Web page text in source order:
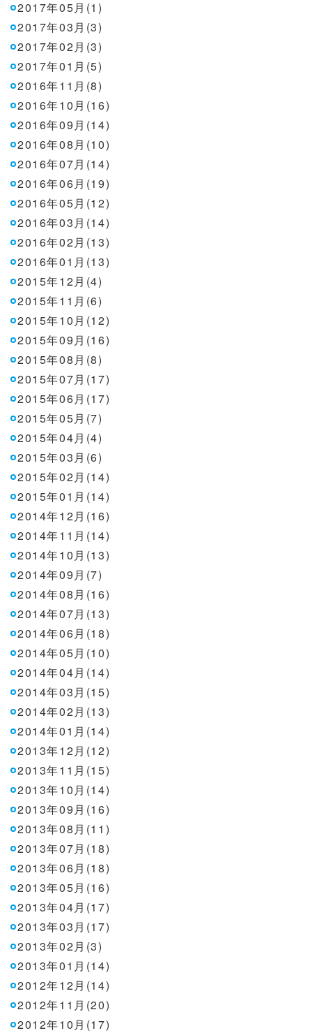
2017年05月(1)
2017年03月(3)
2017年02月(3)
2017年01月(5)
2016年11月(8)
2016年10月(16)
2016年09月(14)
2016年08月(10)
2016年07月(14)
2016年06月(19)
2016年05月(12)
2016年03月(14)
2016年02月(13)
2016年01月(13)
2015年12月(4)
2015年11月(6)
2015年10月(12)
2015年09月(16)
2015年08月(8)
2015年07月(17)
2015年06月(17)
2015年05月(7)
2015年04月(4)
2015年03月(6)
2015年02月(14)
2015年01月(14)
2014年12月(16)
2014年11月(14)
2014年10月(13)
2014年09月(7)
2014年08月(16)
2014年07月(13)
2014年06月(18)
2014年05月(10)
2014年04月(14)
2014年03月(15)
2014年02月(13)
2014年01月(14)
2013年12月(12)
2013年11月(15)
2013年10月(14)
2013年09月(16)
2013年08月(11)
2013年07月(18)
2013年06月(18)
2013年05月(16)
2013年04月(17)
2013年03月(17)
2013年02月(3)
2013年01月(14)
2012年12月(14)
2012年11月(20)
2012年10月(17)